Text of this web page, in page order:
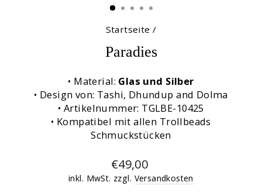
Startseite /
Paradies
• Material: Glas und Silber
• Design von: Tashi, Dhundup and Dolma
• Artikelnummer: TGLBE-10425
• Kompatibel mit allen Trollbeads
Schmuckstücken
Normaler
Preis
€49,00
inkl. MwSt. zzgl. Versandkosten